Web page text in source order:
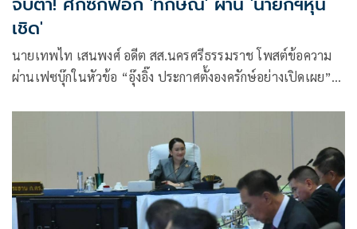
เชิด'
นายเทพไท เสนพงศ์ อดีต สส.นครศรีธรรมราช โพสต์ข้อความ
ผ่านเฟซบุ๊กในหัวข้อ “อุ๊งอิ๊ง ประกาศตั้งองครักษ์อย่างเปิดเผย”